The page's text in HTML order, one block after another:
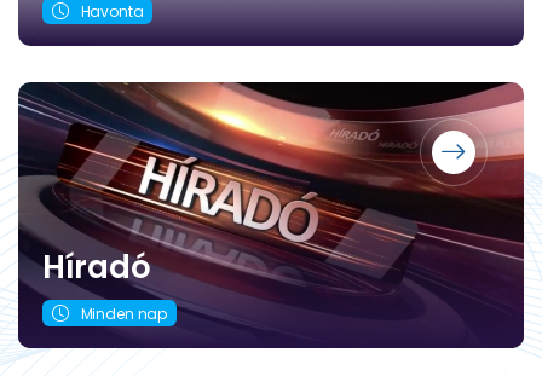
Havonta
Híradó
Minden nap